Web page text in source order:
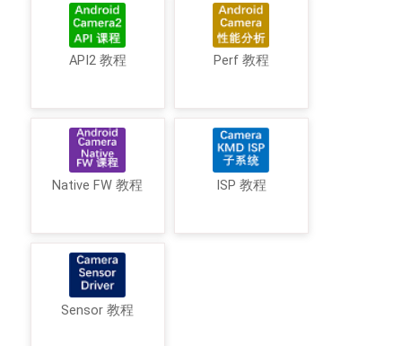
API2 教程 Perf 教程
Native FW 教程 ISP 教程
Sensor 教程